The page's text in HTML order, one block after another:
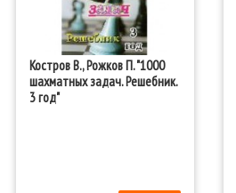
Костров В., Рожков П. "1000
шахматных задач. Решебник.
3 год"